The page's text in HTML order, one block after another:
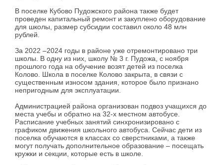
В поселке Кубово Пудожского района также будет
проведен капитальный ремонт и закуплено оборудование
для школы, размер субсидии составил около 48 млн
рублей.
За 2022 –2024 годы в районе уже отремонтировано три
школы. В одну из них, школу № 3 г. Пудожа, с ноября
прошлого года на обучение возят детей из поселка
Колово. Школа в поселке Колово закрыта, в связи с
существенным износом здания, которое было признано
непригодным для эксплуатации.
Администрацией района организован подвоз учащихся до
места учебы и обратно на 32-х местном автобусе.
Расписание учебных занятий синхронизировано с
графиком движения школьного автобуса. Сейчас дети из
поселка обучаются в классах со сверстниками, а также
могут получать дополнительное образование – посещать
кружки и секции, которые есть в школе.